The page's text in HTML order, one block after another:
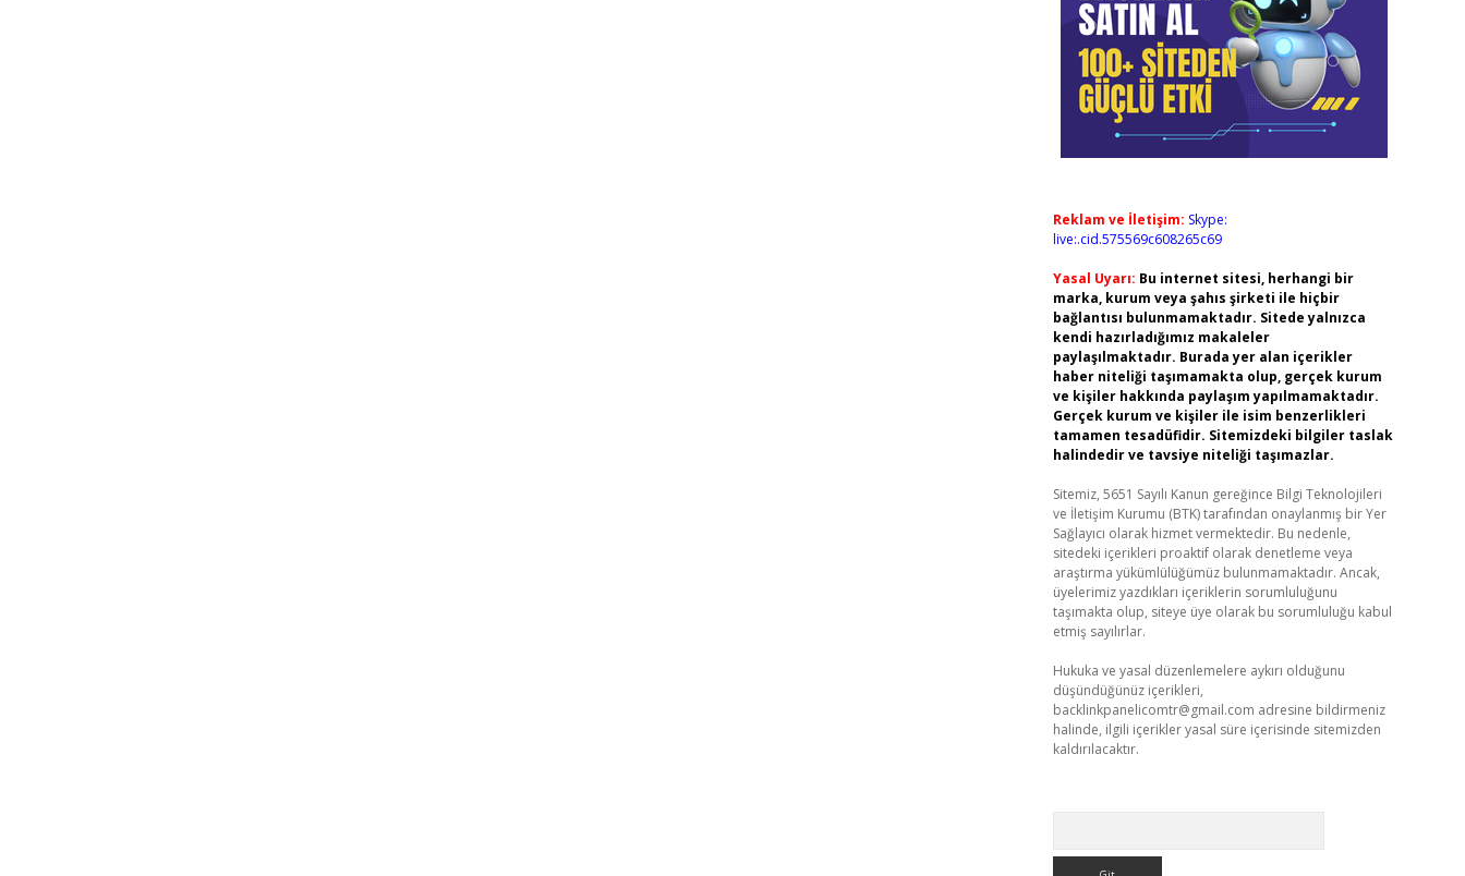
Reklam ve İletişim: Skype:
live:.cid.575569c608265c69
Yasal Uyarı: Bu internet sitesi, herhangi bir
marka, kurum veya şahıs şirketi ile hiçbir
bağlantısı bulunmamaktadır. Sitede yalnızca
kendi hazırladığımız makaleler
paylaşılmaktadır. Burada yer alan içerikler
haber niteliği taşımamakta olup, gerçek kurum
ve kişiler hakkında paylaşım yapılmamaktadır.
Gerçek kurum ve kişiler ile isim benzerlikleri
tamamen tesadüfidir. Sitemizdeki bilgiler taslak
halindedir ve tavsiye niteliği taşımazlar.
Sitemiz, 5651 Sayılı Kanun gereğince Bilgi Teknolojileri
ve İletişim Kurumu (BTK) tarafından onaylanmış bir Yer
Sağlayıcı olarak hizmet vermektedir. Bu nedenle,
sitedeki içerikleri proaktif olarak denetleme veya
araştırma yükümlülüğümüz bulunmamaktadır. Ancak,
üyelerimiz yazdıkları içeriklerin sorumluluğunu
taşımakta olup, siteye üye olarak bu sorumluluğu kabul
etmiş sayılırlar.
Hukuka ve yasal düzenlemelere aykırı olduğunu
düşündüğünüz içerikleri,
backlinkpanelicomtr@gmail.com adresine bildirmeniz
halinde, ilgili içerikler yasal süre içerisinde sitemizden
kaldırılacaktır.